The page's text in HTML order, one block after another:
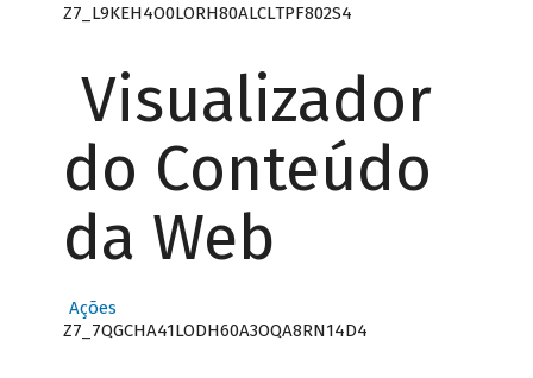
Z7_L9KEH4O0LORH80ALCLTPF802S4
Visualizador
do Conteúdo
da Web
Ações
Z7_7QGCHA41LODH60A3OQA8RN14D4